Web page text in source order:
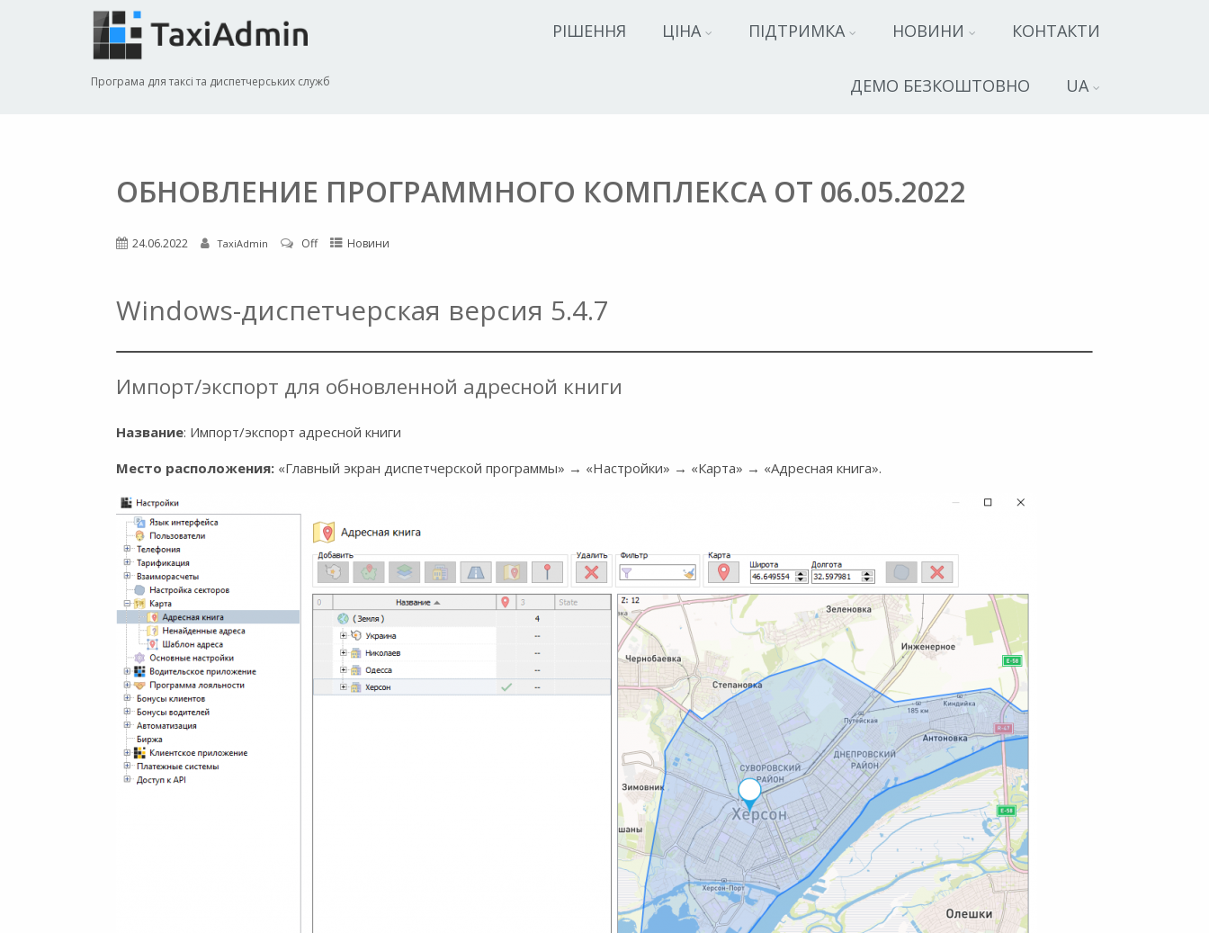
Програма для таксі та диспетчерських служб
РІШЕННЯ ЦІНА ПІДТРИМКА НОВИНИ КОНТАКТИ
ДЕМО БЕЗКОШТОВНО UA
ОБНОВЛЕНИЕ ПРОГРАММНОГО КОМПЛЕКСА ОТ 06.05.2022
24.06.2022 TaxiAdmin Off Новини
Windows-диспетчерская версия 5.4.7
Импорт/экспорт для обновленной адресной книги
Название: Импорт/экспорт адресной книги
Место расположения: «Главный экран диспетчерской программы» → «Настройки» → «Карта» → «Адресная книга».